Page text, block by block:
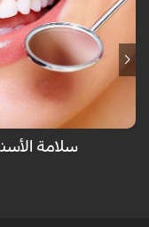
لم يهب الله عضو للإنسان
لبنية ثم تسقط ويخرج
كافي للمحافظة عليها
سلامة